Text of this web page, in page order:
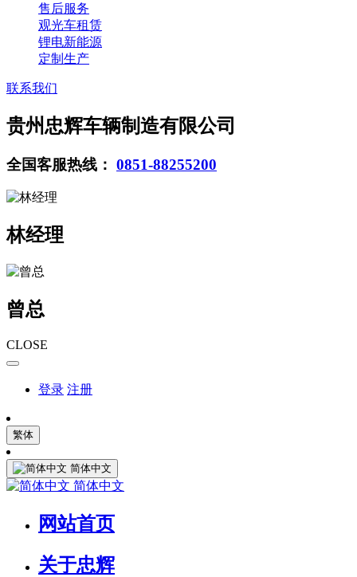
售后服务
观光车租赁
锂电新能源
定制生产
联系我们
贵州忠辉车辆制造有限公司
全国客服热线： 0851-88255200
林经理
曾总
CLOSE
登录 注册
繁体
简体中文
简体中文
网站首页
关于忠辉